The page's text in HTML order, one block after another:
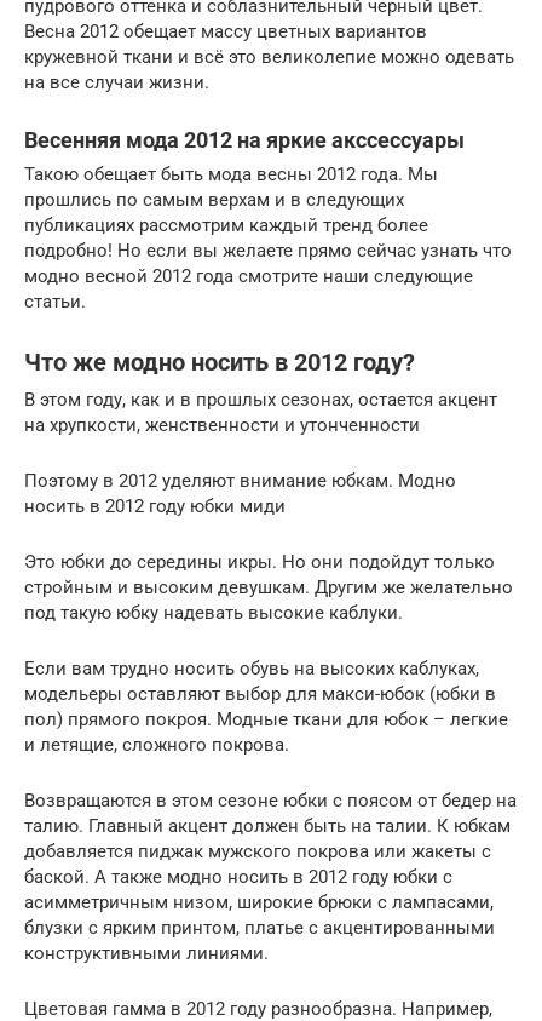
пудрового оттенка и соблазнительный черный цвет.
Весна 2012 обещает массу цветных вариантов
кружевной ткани и всё это великолепие можно одевать
на все случаи жизни.
Весенняя мода 2012 на яркие акссессуары
Такою обещает быть мода весны 2012 года. Мы
прошлись по самым верхам и в следующих
публикациях рассмотрим каждый тренд более
подробно! Но если вы желаете прямо сейчас узнать что
модно весной 2012 года смотрите наши следующие
статьи.
Что же модно носить в 2012 году?
В этом году, как и в прошлых сезонах, остается акцент
на хрупкости, женственности и утонченности
Поэтому в 2012 уделяют внимание юбкам. Модно
носить в 2012 году юбки миди
Это юбки до середины икры. Но они подойдут только
стройным и высоким девушкам. Другим же желательно
под такую юбку надевать высокие каблуки.
Если вам трудно носить обувь на высоких каблуках,
модельеры оставляют выбор для макси-юбок (юбки в
пол) прямого покроя. Модные ткани для юбок – легкие
и летящие, сложного покрова.
Возвращаются в этом сезоне юбки с поясом от бедер на
талию. Главный акцент должен быть на талии. К юбкам
добавляется пиджак мужского покрова или жакеты с
баской. А также модно носить в 2012 году юбки с
асимметричным низом, широкие брюки с лампасами,
блузки с ярким принтом, платье с акцентированными
конструктивными линиями.
Цветовая гамма в 2012 году разнообразна. Например,